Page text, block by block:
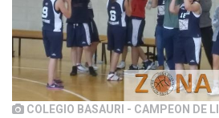
COLEGIO BASAURI - CAMPEON DE